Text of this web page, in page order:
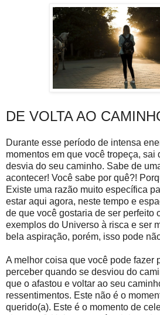
DE VOLTA AO
Durante esse período de intensa
momentos em que você tropeça, sai
desvia do seu caminho. Sabe de
acontecer! Você sabe por quê?!
Existe uma razão muito específica
estar aqui agora, neste tempo e
de que você gostaria de ser perfeito
exemplos do Universo à risca e ser
bela aspiração, porém, isso pode
A melhor coisa que você pode fazer
perceber quando se desviou do
que o afastou e voltar ao seu
ressentimentos. Este não é o
querido(a). Este é o momento de